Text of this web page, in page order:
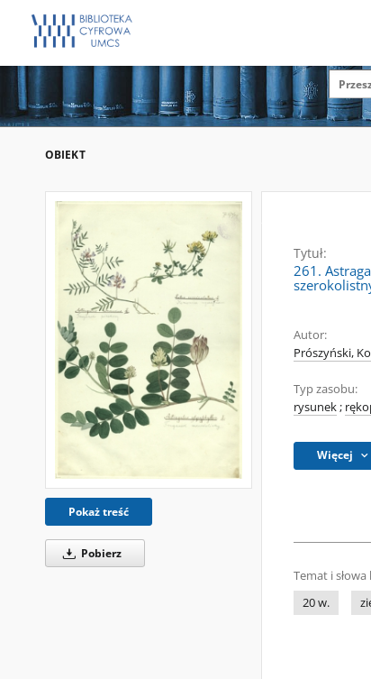
OBIEKT
Pokaż treść
Pobierz
Tytuł:
261.
Autor:
Prószyński,
Typ zasobu:
rysunek;
Więcej
Temat i
20 w.